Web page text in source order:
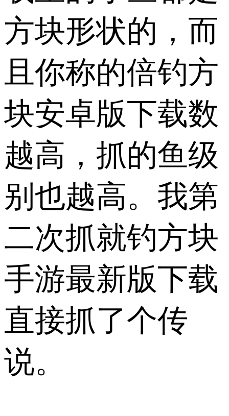
方块形状的，而
且你称的倍钓方
块安卓版下载数
越高，抓的鱼级
别也越高。我第
二次抓就钓方块
手游最新版下载
直接抓了个传
说。